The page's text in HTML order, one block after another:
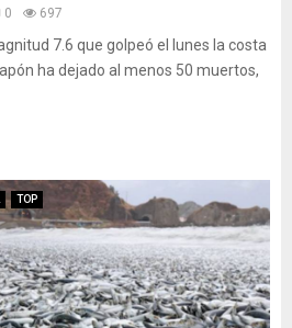
0 697
7.6 que golpeó el lunes la costa
ha dejado al menos 50 muertos,
TOP